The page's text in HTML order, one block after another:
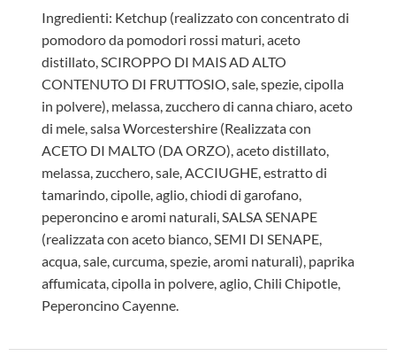
Ingredienti: Ketchup (realizzato con concentrato di
pomodoro da pomodori rossi maturi, aceto
distillato, SCIROPPO DI MAIS AD ALTO
CONTENUTO DI FRUTTOSIO, sale, spezie, cipolla
in polvere), melassa, zucchero di canna chiaro, aceto
di mele, salsa Worcestershire (Realizzata con
ACETO DI MALTO (DA ORZO), aceto distillato,
melassa, zucchero, sale, ACCIUGHE, estratto di
tamarindo, cipolle, aglio, chiodi di garofano,
peperoncino e aromi naturali, SALSA SENAPE
(realizzata con aceto bianco, SEMI DI SENAPE,
acqua, sale, curcuma, spezie, aromi naturali), paprika
affumicata, cipolla in polvere, aglio, Chili Chipotle,
Peperoncino Cayenne.